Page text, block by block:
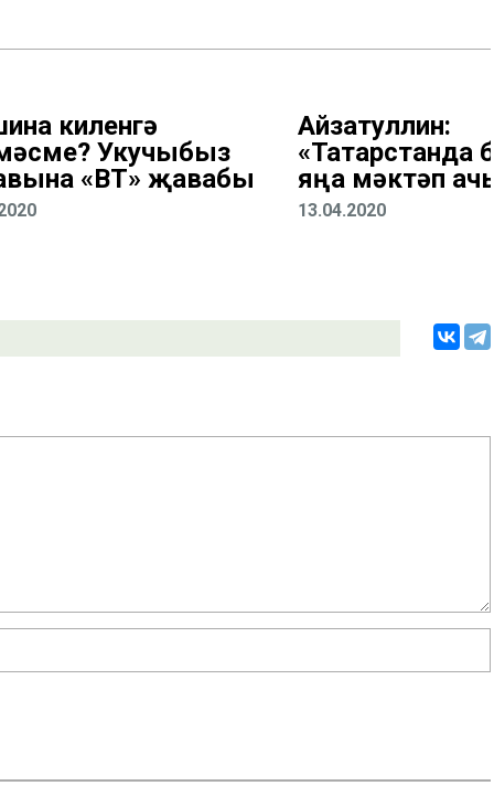
киленгә
Укучыбыз
«ВТ» җавабы
Айзатуллин:
«Татарстанда
яңа мәктәп
13.04.2020